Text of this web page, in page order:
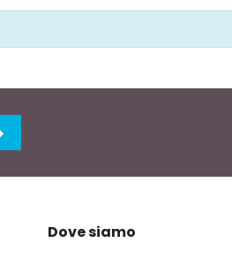
Dove siamo